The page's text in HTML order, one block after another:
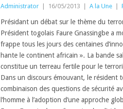
Administrator 16/05/2013 A la Une
Présidant un débat sur le thème du
Président togolais Faure Gnassingbe a
frappe tous les jours des centaines
hante le continent africain ». La bande
constitue un terreau fertile pour le
Dans un discours émouvant, le résident
combinaison des questions de sécurité
l’homme à l’adoption d’une approche